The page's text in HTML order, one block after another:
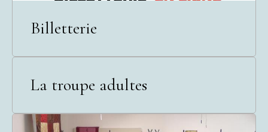
Billetterie
La troupe adultes